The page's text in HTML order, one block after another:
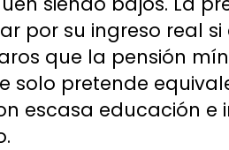
por su ingreso real si
que la pensión
solo pretende
escasa educación e